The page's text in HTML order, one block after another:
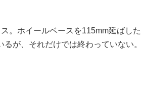
。ホイールベースを115mm延ばした
が、それだけでは終わっていない。